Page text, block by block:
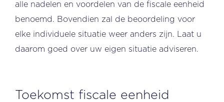
alle nadelen en voordelen van de fiscale eenheid
benoemd. Bovendien zal de beoordeling voor
elke individuele situatie weer anders zijn. Laat u
daarom goed over uw eigen situatie adviseren.
Toekomst fiscale eenheid